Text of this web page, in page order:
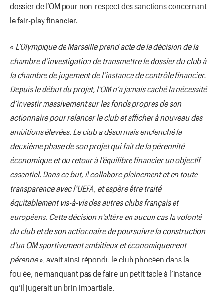
dossier de l’OM pour non-respect des sanctions concernant
le fair-play financier.
« L’Olympique de Marseille prend acte de la décision de la
chambre d’investigation de transmettre le dossier du club à
la chambre de jugement de l’instance de contrôle financier.
Depuis le début du projet, l’OM n’a jamais caché la nécessité
d’investir massivement sur les fonds propres de son
actionnaire pour relancer le club et afficher à nouveau des
ambitions élevées. Le club a désormais enclenché la
deuxième phase de son projet qui fait de la pérennité
économique et du retour à l’équilibre financier un objectif
essentiel. Dans ce but, il collabore pleinement et en toute
transparence avec l’UEFA, et espère être traité
équitablement vis-à-vis des autres clubs français et
européens. Cette décision n’altère en aucun cas la volonté
du club et de son actionnaire de poursuivre la construction
d’un OM sportivement ambitieux et économiquement
pérenne», avait ainsi répondu le club phocéen dans la
foulée, ne manquant pas de faire un petit tacle à l’instance
qu’il jugerait un brin impartiale.